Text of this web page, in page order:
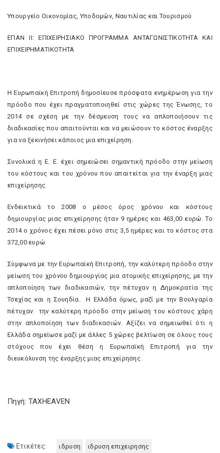
Υπουργείο Οικονομίας, Υποδομών, Ναυτιλίας και Τουρισμού
ΕΠΑΝ ΙΙ: ΕΠΙΧΕΙΡΗΣΙΑΚΟ ΠΡΟΓΡΑΜΜΑ ΑΝΤΑΓΩΝΙΣΤΙΚΟΤΗΤΑ ΚΑΙ
ΕΠΙΧΕΙΡΗΜΑΤΙΚΟΤΗΤΑ
Η Ευρωπαϊκή Επιτροπή δημοσίευσε πρόσφατα ενημέρωση για την
πρόοδο που έχει πραγματοποιηθεί στις χώρες της Ένωσης, το
2014 σε σχέση με την δέσμευση τους να απλοποιήσουν τις
διαδικασίες που απαιτούνται και να μειώσουν το κόστος έναρξης
για να ξεκινήσει κάποιος μια επιχείρηση.
Συνολικά η Ε. Ε. έχει σημειώσει σημαντική πρόοδο στην μείωση
του κόστους και του χρόνου που απαιτείται για την έναρξη μιας
επιχείρησης.
Ενδεικτικά το 2008 ο μέσος όρος χρόνου και κόστους
δημιουργίας μιας επιχείρησης ήταν 9 ημέρες και 463,00 ευρώ. Το
2014 ο χρόνος έχει πέσει μόνο στις 3,5 ημέρες και το κόστος στα
372,00 ευρώ
Σύμφωνα με την Ευρωπαϊκή Επιτροπή, την καλύτερη πρόοδο στην
μείωση του χρόνου δημιουργίας μια ατομικής επιχείρησης, με την
απλοποίηση των διαδικασιών, την πέτυχαν η Δημοκρατία της
Τσεχίας και η Σουηδία. Η Ελλάδα όμως, μαζί με την Βουλγαρία
πέτυχαν την καλύτερη πρόοδο στην μείωση του κόστους χάρη
στην απλοποίηση των διαδικασιών. Αξίζει να σημειωθεί ότι η
Ελλάδα σημείωσε μαζί με άλλες 5 χώρες βελτίωση σε όλους τους
στόχους που έχει θέση η Ευρωπαϊκή Επιτροπή για την
διευκόλυνση της έναρξης μιας επιχείρησης.
Πηγή: TAXHEAVEN
Ετικέτες: ιδρυση ιδρυση επιχειρησης